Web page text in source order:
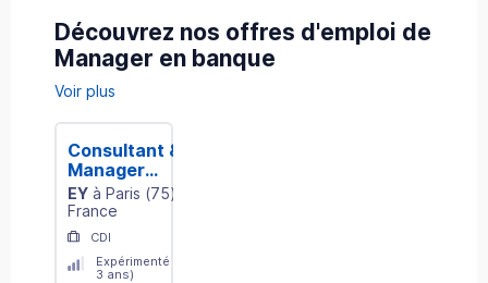
Découvrez nos offres d'emploi de
Manager en banque
Voir plus
Consultant &
Manager
expérimenté -
Business &
Technology
Transformation
- Wealth &
EY à Paris (75)
France
CDI
Expérimenté (+ de
3 ans)